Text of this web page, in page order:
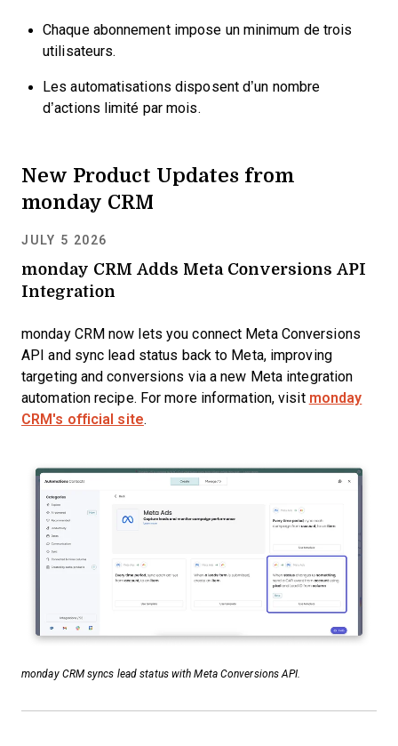
Chaque abonnement impose un minimum de trois
utilisateurs.
Les automatisations disposent d’un nombre
d’actions limité par mois.
New Product Updates from
monday CRM
monday CRM syncs lead status with Meta Conversions API.
JULY 5 2026
monday CRM Adds Meta Conversions API
Integration
monday CRM now lets you connect Meta Conversions
API and sync lead status back to Meta, improving
targeting and conversions via a new Meta integration
automation recipe. For more information, visit monday
CRM's official site.